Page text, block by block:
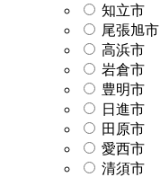
知立市
尾張旭市
高浜市
岩倉市
豊明市
日進市
田原市
愛西市
清須市